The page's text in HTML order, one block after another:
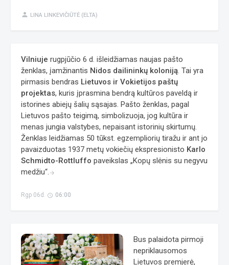
person LINA LINKEVIČIŪTĖ (ELTA)
Vilniuje rugpjūčio 6 d. išleidžiamas naujas pašto
ženklas, įamžinantis Nidos dailininkų koloniją. Tai yra
pirmasis bendras Lietuvos ir Vokietijos paštų
projektas, kuris įprasmina bendrą kultūros paveldą ir
istorines abiejų šalių sąsajas. Pašto ženklas, pagal
Lietuvos pašto teigimą, simbolizuoja, jog kultūra ir
menas jungia valstybes, nepaisant istorinių skirtumų.
Ženklas leidžiamas 50 tūkst. egzempliorių tiražu ir ant jo
pavaizduotas 1937 metų vokiečių ekspresionisto Karlo
Schmidto-Rottluffo paveikslas „Kopų slėnis su negyvu
medžiu“. arrow_forward
Rgp 06d. access_time 06:00
Bus palaidota pirmoji
nepriklausomos
Lietuvos premjerė,